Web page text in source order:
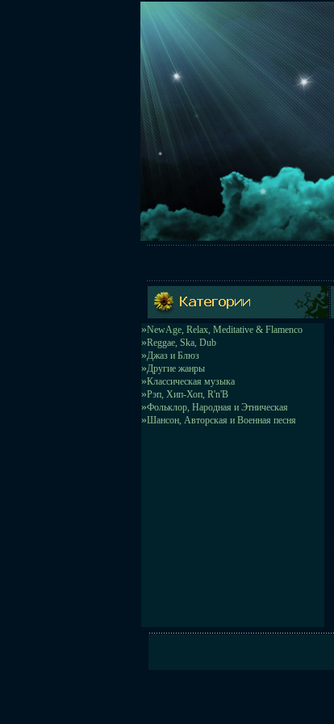
»NewAge, Relax, Meditative & Flamenco
»Reggae, Ska, Dub
»Джаз и Блюз
»Другие жанры
»Классическая музыка
»Рэп, Хип-Хоп, R'n'B
»Фольклор, Народная и Этническая
»Шансон, Авторская и Военная песня